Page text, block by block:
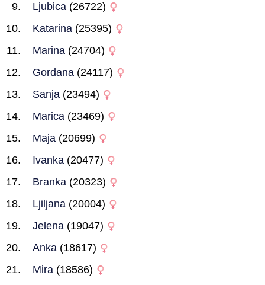
Ljubica (26722)
Katarina (25395)
Marina (24704)
Gordana (24117)
Sanja (23494)
Marica (23469)
Maja (20699)
Ivanka (20477)
Branka (20323)
Ljiljana (20004)
Jelena (19047)
Anka (18617)
Mira (18586)